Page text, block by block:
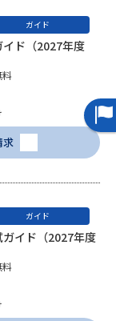
国一斉進学調査
ガイド
ド（2027年度
料
求
ガイド
イド（2027年度
料